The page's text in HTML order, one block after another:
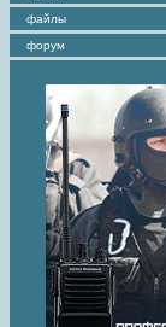
файлы
форум